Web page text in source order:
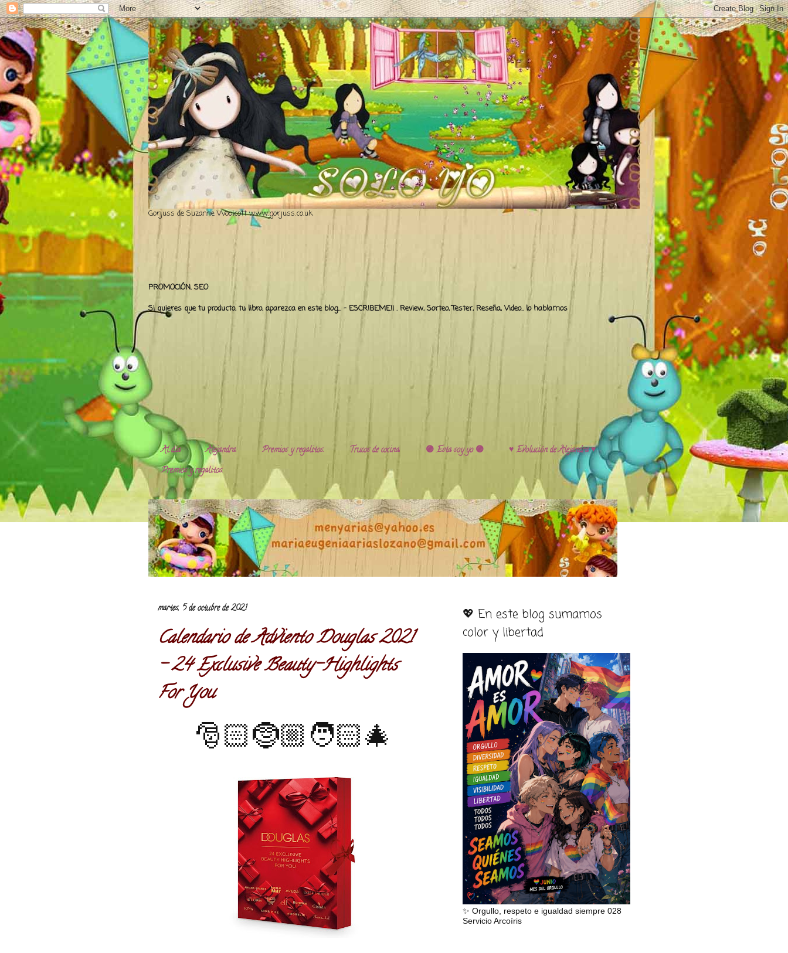
Gorjuss de Suzanne Woolcott www.gorjuss.co.uk
PROMOCIÓN. SEO
Si quieres que tu producto, tu libro, aparezca en este blog... - ESCRIBEME!! . Review, Sorteo, Tester, Reseña, Video.. lo hablamos
Al día Alejandra. Premios y regalitos. Trucos de cocina. 🟣 Esta soy yo 🟣
♥️ Evolución de Alejandra ♥️
Premios y regalitos.
martes, 5 de octubre de 2021
Calendario de Adviento Douglas 2021
- 24 Exclusive Beauty-Highlights
For You
🎅🏻🤶🏼🧑🏻‍🎄
💖 En este blog sumamos
color y libertad
✨ Orgullo, respeto e igualdad siempre 028
Servicio Arcoíris